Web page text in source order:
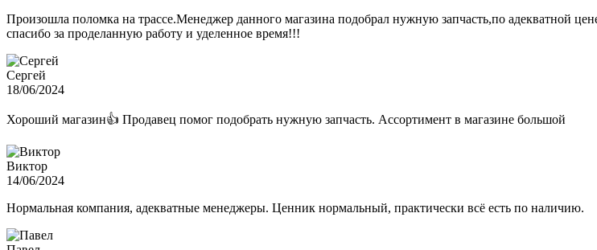
Произошла поломка на трассе.Менеджер данного магазина подобрал нужную запчасть,по адекватной
спасибо за проделанную работу и уделенное время!!!
Сергей
18/06/2024
Хороший магазин👍 Продавец помог подобрать нужную запчасть. Ассортимент в магазине большой
Виктор
14/06/2024
Нормальная компания, адекватные менеджеры. Ценник нормальный, практически всё есть по наличию.